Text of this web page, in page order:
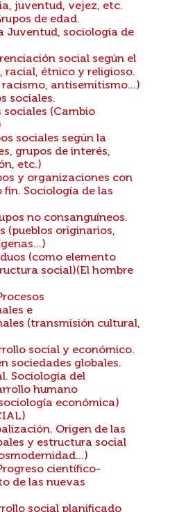
juventud, vejez, etc.
de edad.
Juventud, sociología de
social según el
racial, étnico y religioso.
racismo, antisemitismo...)
sociales.
(Cambio
sociales según la
grupos de interés,
etc.)
y organizaciones con
Sociología de las
no consanguíneos.
(pueblos originarios,
(como elemento
social)(El hombre
e
(transmisión cultural,
social y económico.
sociedades globales.
Sociología del
humano
económica)
Origen de las
y estructura social
científico-
de las nuevas
social planificado